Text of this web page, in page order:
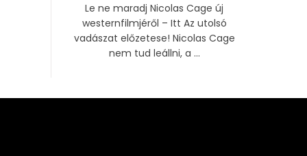
Le ne maradj Nicolas Cage új
westernfilmjéről – Itt Az utolsó
vadászat előzetese! Nicolas Cage
nem tud leállni, a ...